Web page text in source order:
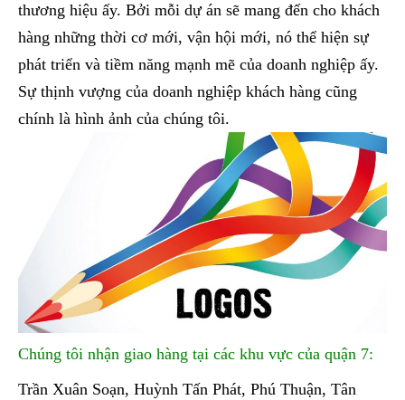
thương hiệu ấy. Bởi mỗi dự án sẽ mang đến cho khách
hàng những thời cơ mới, vận hội mới, nó thể hiện sự
phát triển và tiềm năng mạnh mẽ của doanh nghiệp ấy.
Sự thịnh vượng của doanh nghiệp khách hàng cũng
chính là hình ảnh của chúng tôi.
Chúng tôi nhận giao hàng tại các khu vực của quận 7:
Trần Xuân Soạn, Huỳnh Tấn Phát, Phú Thuận, Tân